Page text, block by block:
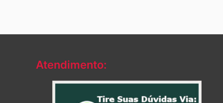
Atendimento: